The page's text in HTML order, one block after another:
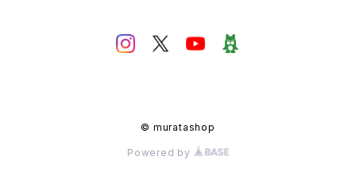
© muratashop
Powered by